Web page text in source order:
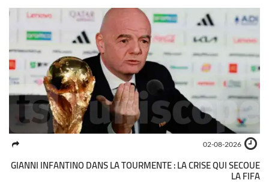
02-08-2026
GIANNI INFANTINO DANS LA TOURMENTE : LA CRISE QUI SECOUE
LA FIFA